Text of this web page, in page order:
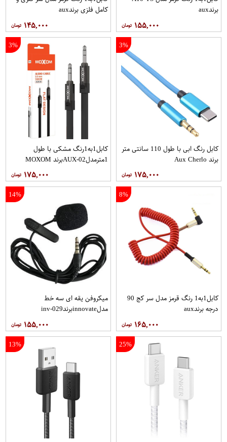
برندaux
۱۵۵,۰۰۰
کامل فلزی برندaux
۱۴۵,۰۰۰
3%
کابل رنگ ابی با طول 110 سانتی متر
برند Aux Cherlo
۱۷۵,۰۰۰
3%
کابل1به1رنگ مشکی با طول
1مترمدلAUX-02برند MOXOM
۱۷۵,۰۰۰
8%
کابل1به1 رنگ قرمز مدل سر کج 90
درجه برندaux
۱۶۵,۰۰۰
14%
میکروفن یقه ای سه خط
مدلinnovateبرندinv-029
۱۵۵,۰۰۰
25%
13%